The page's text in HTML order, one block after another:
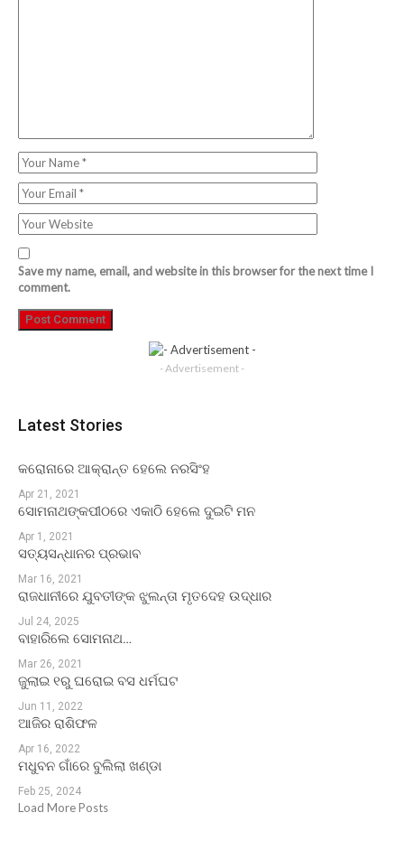
Save my name, email, and website in this browser for the next time I
comment.
- Advertisement -
Latest Stories
କରୋନାରେ ଆକ୍ରାନ୍ତ ହେଲେ ନରସିଂହ
Apr 21, 2021
ସୋମନାଥଙ୍କପୀଠରେ ଏକାଠି ହେଲେ ଦୁଇଟି ମନ
Apr 1, 2021
ସତ୍ୟସନ୍ଧାନର ପ୍ରଭାବ
Mar 16, 2021
ରାଜଧାନୀରେ ଯୁବତୀଙ୍କ ଝୁଲନ୍ତା ମୃତଦେହ ଉଦ୍ଧାର
Jul 24, 2025
ବାହାରିଲେ ସୋମନାଥ…
Mar 26, 2021
ଜୁଲାଇ ୧ରୁ ଘରୋଇ ବସ ଧର୍ମଘଟ
Jun 11, 2022
ଆଜିର ରାଶିଫଳ
Apr 16, 2022
ମଧୁବନ ଗାଁରେ ବୁଲିଲା ଖଣ୍ଡା
Feb 25, 2024
Load More Posts